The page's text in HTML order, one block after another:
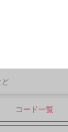
コード一覧